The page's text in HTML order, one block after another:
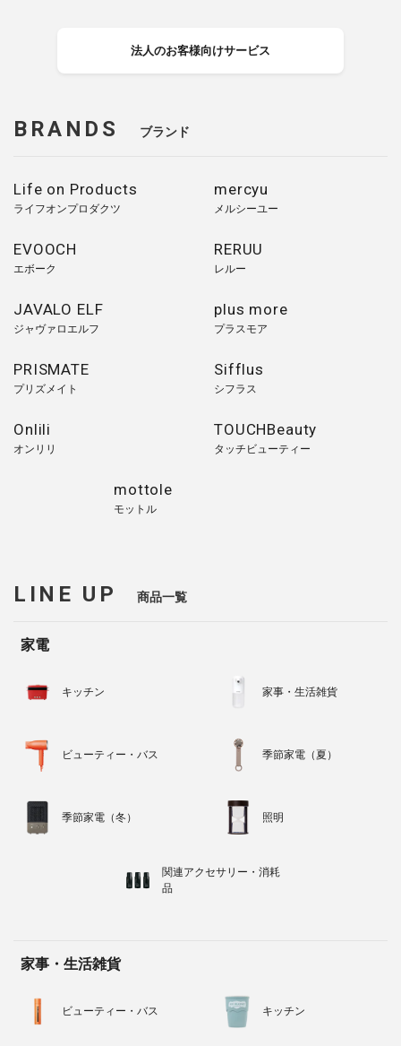
法人のお客様向けサービス
BRANDS ブランド
Life on Products
ライフオンプロダクツ
mercyu
メルシーユー
EVOOCH
エボーク
RERUU
レルー
JAVALO ELF
ジャヴァロエルフ
plus more
プラスモア
PRISMATE
プリズメイト
Sifflus
シフラス
Onlili
オンリリ
TOUCHBeauty
タッチビューティー
mottole
モットル
LINE UP 商品一覧
家電
キッチン 家事・生活雑貨
ビューティー・バス 季節家電（夏）
季節家電（冬） 照明
関連アクセサリー・消耗
品
家事・生活雑貨
ビューティー・バス キッチン